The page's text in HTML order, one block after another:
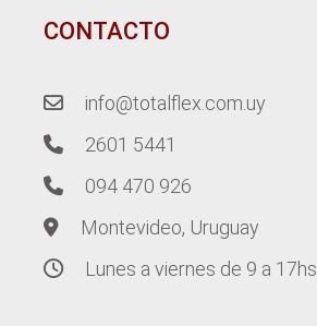
CONTACTO
info@totalflex.com.uy
2601 5441
094 470 926
Montevideo, Uruguay
Lunes a viernes de 9 a 17hs